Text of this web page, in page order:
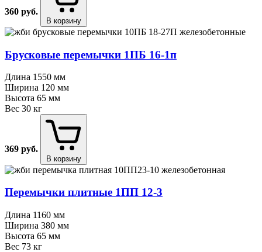
360 руб.
В корзину
Брусковые перемычки 1ПБ 16⁠-⁠1п
Длина 1550 мм
Ширина 120 мм
Высота 65 мм
Вес 30 кг
369 руб.
В корзину
Перемычки плитные 1ПП 12⁠-⁠3
Длина 1160 мм
Ширина 380 мм
Высота 65 мм
Вес 73 кг